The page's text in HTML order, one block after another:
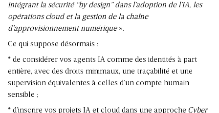
intégrant la sécurité “by design” dans l’adoption de l’IA, les
opérations cloud et la gestion de la chaîne
d’approvisionnement numérique».
Ce qui suppose désormais :
* de considérer vos agents IA comme des identités à part
entière, avec des droits minimaux, une traçabilité et une
supervision équivalentes à celles d’un compte humain
sensible ;
* d’inscrire vos projets IA et cloud dans une approche Cyber